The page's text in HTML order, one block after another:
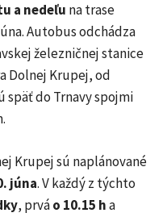
a nedeľu na trase
Autobus odchádza
železničnej stanice
Dolnej Krupej, od
späť do Trnavy spojmi
Krupej sú naplánované
júna. V každý z týchto
, prváo 10.15 ha